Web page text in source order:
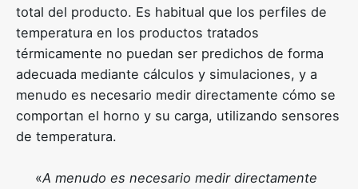
total del producto. Es habitual que los perfiles de
temperatura en los productos tratados
térmicamente no puedan ser predichos de forma
adecuada mediante cálculos y simulaciones, y a
menudo es necesario medir directamente cómo se
comportan el horno y su carga, utilizando sensores
de temperatura.
«A menudo es necesario medir directamente